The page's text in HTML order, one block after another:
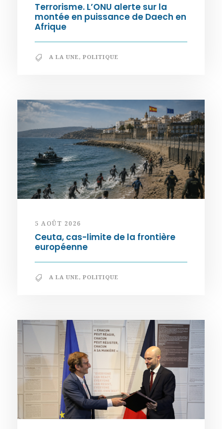
Terrorisme. L’ONU alerte sur la
montée en puissance de Daech en
Afrique
A LA UNE, POLITIQUE
5 AOÛT 2026
Ceuta, cas-limite de la frontière
européenne
A LA UNE, POLITIQUE